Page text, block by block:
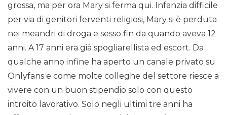
grossa, ma per ora Mary si ferma qui. Infanzia difficile
per via di genitori ferventi religiosi, Mary si è perduta
nei meandri di droga e sesso fin da quando aveva 12
anni. A 17 anni era già spogliarellista ed escort. Da
qualche anno infine ha aperto un canale privato su
Onlyfans e come molte colleghe del settore riesce a
vivere con un buon stipendio solo con questo
introito lavorativo. Solo negli ultimi tre anni ha